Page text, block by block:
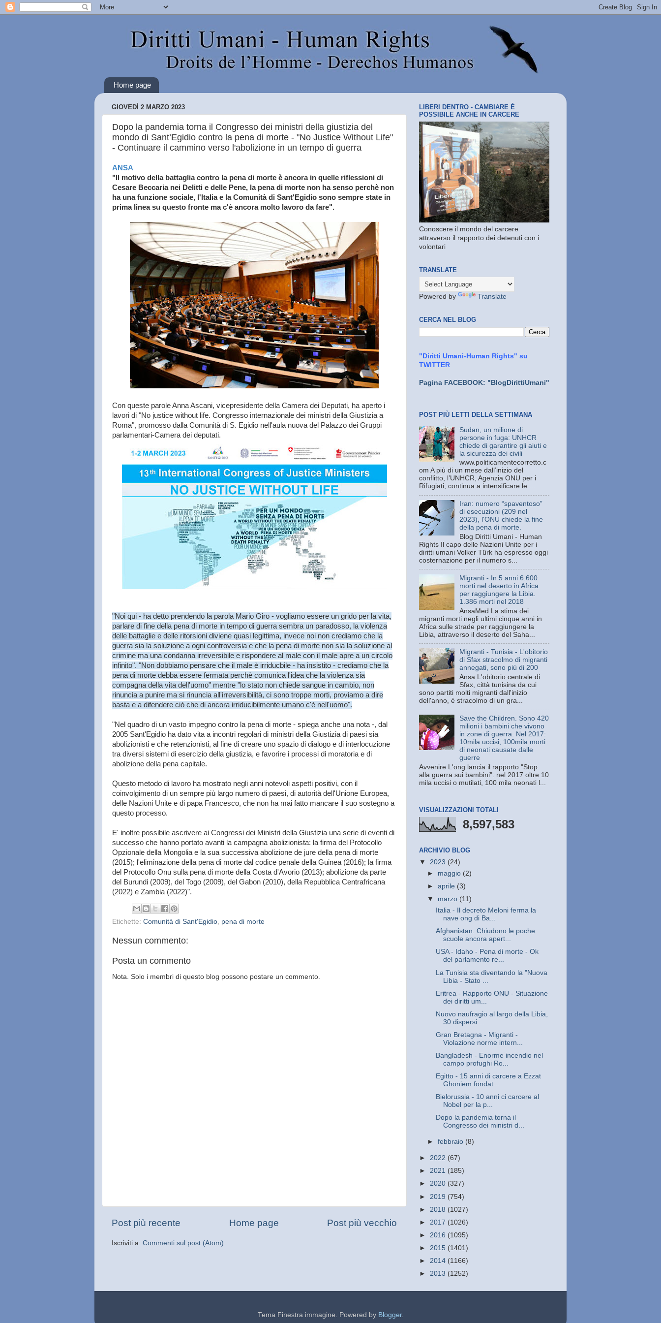
Home page
GIOVEDÌ 2 MARZO 2023
Dopo la pandemia torna il Congresso dei ministri della giustizia del
mondo di Sant’Egidio contro la pena di morte - "No Justice Without Life"
- Continuare il cammino verso l'abolizione in un tempo di guerra
ANSA
"Il motivo della battaglia contro la pena di morte è ancora in quelle riflessioni di
Cesare Beccaria nei Delitti e delle Pene, la pena di morte non ha senso perchè non
ha una funzione sociale, l'Italia e la Comunità di Sant'Egidio sono sempre state in
prima linea su questo fronte ma c'è ancora molto lavoro da fare".
Con queste parole Anna Ascani, vicepresidente della Camera dei Deputati, ha aperto i
lavori di "No justice without life. Congresso internazionale dei ministri della Giustizia a
Roma", promosso dalla Comunità di S. Egidio nell'aula nuova del Palazzo dei Gruppi
parlamentari-Camera dei deputati.
"Noi qui - ha detto prendendo la parola Mario Giro - vogliamo essere un grido per la vita,
parlare di fine della pena di morte in tempo di guerra sembra un paradosso, la violenza
delle battaglie e delle ritorsioni diviene quasi legittima, invece noi non crediamo che la
guerra sia la soluzione a ogni controversia e che la pena di morte non sia la soluzione al
crimine ma una condanna irreversibile e rispondere al male con il male apre a un circolo
infinito". "Non dobbiamo pensare che il male è irriducbile - ha insistito - crediamo che la
pena di morte debba essere fermata perchè comunica l'idea che la violenza sia
compagna della vita dell'uomo" mentre "lo stato non chiede sangue in cambio, non
rinuncia a punire ma si rinuncia all'irreversibilità, ci sono troppe morti, proviamo a dire
basta e a difendere ciò che di ancora irriducibilmente umano c'è nell'uomo".
"Nel quadro di un vasto impegno contro la pena di morte - spiega anche una nota -, dal
2005 Sant'Egidio ha dato vita a incontri regolari di ministri della Giustizia di paesi sia
abolizionisti e che retenzionisti, al fine di creare uno spazio di dialogo e di interlocuzione
tra diversi sistemi di esercizio della giustizia, e favorire i processi di moratoria e di
abolizione della pena capitale.
Questo metodo di lavoro ha mostrato negli anni notevoli aspetti positivi, con il
coinvolgimento di un sempre più largo numero di paesi, di autorità dell'Unione Europea,
delle Nazioni Unite e di papa Francesco, che non ha mai fatto mancare il suo sostegno a
questo processo.
E' inoltre possibile ascrivere ai Congressi dei Ministri della Giustizia una serie di eventi di
successo che hanno portato avanti la campagna abolizionista: la firma del Protocollo
Opzionale della Mongolia e la sua successiva abolizione de jure della pena di morte
(2015); l'eliminazione della pena di morte dal codice penale della Guinea (2016); la firma
del Protocollo Onu sulla pena di morte della Costa d'Avorio (2013); abolizione da parte
del Burundi (2009), del Togo (2009), del Gabon (2010), della Repubblica Centrafricana
(2022) e Zambia (2022)".
Etichette: Comunità di Sant'Egidio pena di morte
Nessun commento:
Posta un commento
Nota. Solo i membri di questo blog possono postare un commento.
Post più recente Post più vecchio
Home page
Iscriviti a: Commenti sul post (Atom)
LIBERI DENTRO - CAMBIARE È
POSSIBILE ANCHE IN CARCERE
Conoscere il mondo del carcere
attraverso il rapporto dei detenuti con i
volontari
TRANSLATE
Powered by Translate
CERCA NEL BLOG
"Diritti Umani-Human Rights" su
TWITTER
Pagina FACEBOOK: "BlogDirittiUmani"
POST PIÙ LETTI DELLA SETTIMANA
Sudan, un milione di
persone in fuga: UNHCR
chiede di garantire gli aiuti e
la sicurezza dei civili
www.politicamentecorretto.c
om A più di un mese dall’inizio del
conflitto, l’UNHCR, Agenzia ONU per i
Rifugiati, continua a intensificare le ...
Iran: numero “spaventoso”
di esecuzioni (209 nel
2023), l'ONU chiede la fine
della pena di morte.
Blog Diritti Umani - Human
Rights Il capo delle Nazioni Unite per i
diritti umani Volker Türk ha espresso oggi
costernazione per il numero s...
Migranti - In 5 anni 6.600
morti nel deserto in Africa
per raggiungere la Libia.
1.386 morti nel 2018
AnsaMed La stima dei
migranti morti negli ultimi cinque anni in
Africa sulle strade per raggiungere la
Libia, attraverso il deserto del Saha...
Migranti - Tunisia - L'obitorio
di Sfax stracolmo di migranti
annegati, sono più di 200
Ansa L'obitorio centrale di
Sfax, città tunisina da cui
sono partiti molti migranti dall'inizio
dell'anno, è stracolmo di un gra...
Save the Children. Sono 420
milioni i bambini che vivono
in zone di guerra. Nel 2017:
10mila uccisi, 100mila morti
di neonati causate dalle
guerre
Avvenire L'ong lancia il rapporto "Stop
alla guerra sui bambini": nel 2017 oltre 10
mila uccisi o mutilati, 100 mila neonati l...
VISUALIZZAZIONI TOTALI
8,597,583
ARCHIVIO BLOG
▼ 2023 (24)
► maggio (2)
►aprile (3)
▼ marzo (11)
Italia - Il decreto Meloni ferma la
nave ong di Ba...
Afghanistan. Chiudono le poche
scuole ancora apert...
USA - Idaho - Pena di morte - Ok
del parlamento re...
La Tunisia sta diventando la "Nuova
Libia - Stato ...
Eritrea - Rapporto ONU - Situazione
dei diritti um...
Nuovo naufragio al largo della Libia,
30 dispersi ...
Gran Bretagna - Migranti -
Violazione norme intern...
Bangladesh - Enorme incendio nel
campo profughi Ro...
Egitto - 15 anni di carcere a Ezzat
Ghoniem fondat...
Bielorussia - 10 anni ci carcere al
Nobel per la p...
Dopo la pandemia torna il
Congresso dei ministri d...
►febbraio (8)
► 2022 (67)
► 2021 (185)
► 2020 (327)
► 2019 (754)
► 2018 (1027)
► 2017 (1026)
► 2016 (1095)
► 2015 (1401)
► 2014 (1166)
► 2013 (1252)
Tema Finestra immagine. Powered by Blogger.